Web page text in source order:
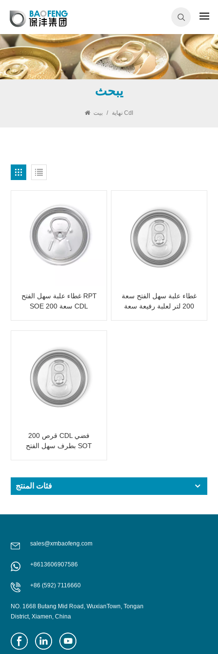
يبحث
/ نهاية Cdl
غطاء علبة سهل الفتح RPT
SOE سعة 200 CDL
غطاء علبة سهل الفتح سعة
200 لتر لعلبة رفيعة سعة
200 قرص CDL فضي
بطرف سهل الفتح SOT
فئات المنتج
sales@xmbaofeng.com
+8613606907586
+86 (592) 7116660
NO. 1668 Butang Mid Road, WuxianTown, Tongan
District, Xiamen, China